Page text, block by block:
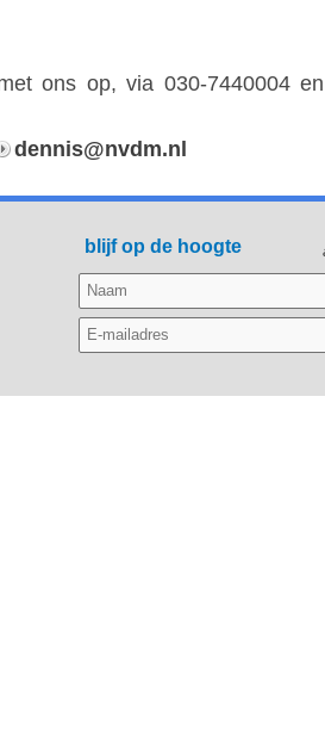
ons op, via 030-7440004
dennis@nvdm.nl
blijf op de hoogte